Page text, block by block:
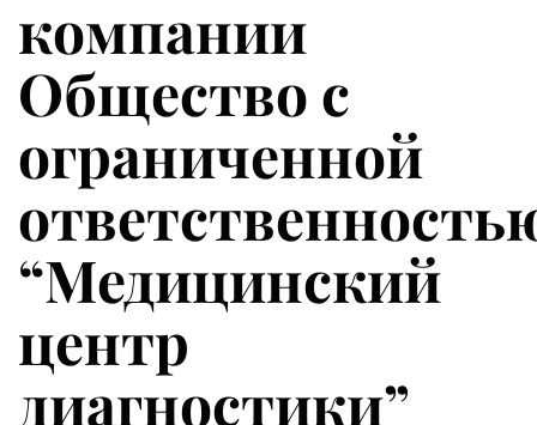
компании
Общество с
ограниченной
“Медицинский
центр
диагностики”